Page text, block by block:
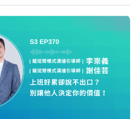
傳統的健身房該如何轉型突圍？ 本
到可爾姿Curves台灣執行長林宏
何打造出兼顧健康生活與女力創業的
「傳統大型健身房」轉型為「社區
如何落實最貼心的「女性專屬、零
少症、預防高齡化！驚豔醫學界的
盟成功率！為無數女性圓夢的「女
」 主持人／遠見雜誌副社長兼遠見
人／可爾姿Curves台灣執行長 林宏